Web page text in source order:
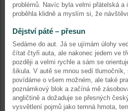
problémů. Navíc byla velmi přátelská a
proběhla klidně a myslím si, že
Dějství páté – přesun
Sedáme do aut. Já se ujímám úlohy
čítat čtyři auta, ale nakonec jedem ve
později a velmi rychle a sám se
šikula. V autě se mnou sedí tlumočník,
povídáme o všem možném, ale také
poznámkový blok a začíná mě
angličtině a dožaduje se přesných
vysvětlení pojmů jako temná hmota,